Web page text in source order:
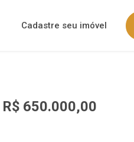
Cadastre seu imóvel
R$ 650.000,00